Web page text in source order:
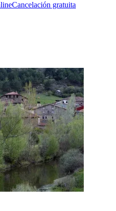
Cancelación gratuita